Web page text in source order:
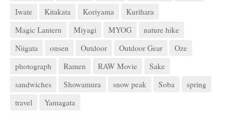
Iwate
Kitakata Koriyama
Kurihara
Magic Lantern
Miyagi MYOG
nature hike
Niigata
onsen Outdoor Outdoor Gear
Oze
photograph
Ramen RAW Movie
Sake
sandwiches
Showamura snow peak Soba
spring
travel
Yamagata